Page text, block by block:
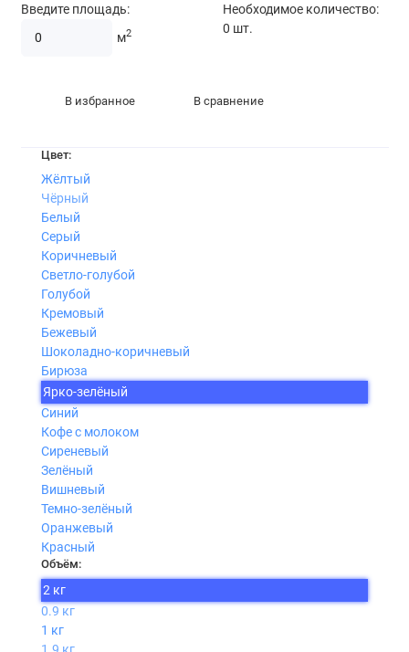
Введите площадь:
м2
Необходимое количество:
0 шт.
В избранное В сравнение
Цвет:
Жёлтый
Чёрный
Белый
Серый
Коричневый
Светло-голубой
Голубой
Кремовый
Бежевый
Шоколадно-коричневый
Бирюза
Ярко-зелёный
Синий
Кофе с молоком
Сиреневый
Зелёный
Вишневый
Темно-зелёный
Оранжевый
Красный
Объём:
2 кг
0.9 кг
1 кг